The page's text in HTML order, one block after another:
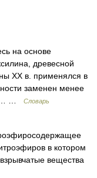
на основе
древесной
XX в. применялся в
заменен менее
…
Словарь
в котором
вещества